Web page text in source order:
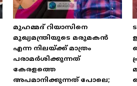
മുഹമ്മദ് റിയാസിനെ
മുഖ്യമന്ത്രിയുടെ മരുമകൻ
എന്ന നിലയ്ക്ക് മാത്രം
പരാമർശിക്കുന്നത്
കേരളത്തെ
അപമാനിക്കുന്നത് പോലെ;